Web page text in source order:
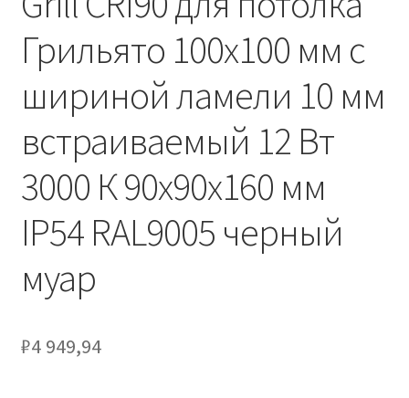
Сертификаты
Таблица выбора вводного щитка
Грильято 100х100 мм с
шириной ламели 10 мм
встраиваемый 12 Вт
3000 К 90х90х160 мм
IP54 RAL9005 черный
муар
₽4 949,94